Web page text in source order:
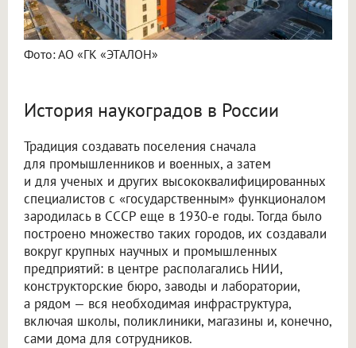
Фото: АО «ГК «ЭТАЛОН»
История наукоградов в России
Традиция создавать поселения сначала
для промышленников и военных, а затем
и для ученых и других высококвалифицированных
специалистов с «государственным» функционалом
зародилась в СССР еще в 1930-е годы. Тогда было
построено множество таких городов, их создавали
вокруг крупных научных и промышленных
предприятий: в центре располагались НИИ,
конструкторские бюро, заводы и лаборатории,
а рядом — вся необходимая инфраструктура,
включая школы, поликлиники, магазины и, конечно,
сами дома для сотрудников.